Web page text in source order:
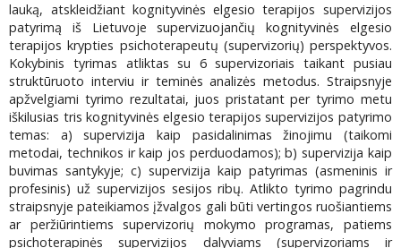
lauką, atskleidžiant kognityvinės elgesio terapijos supervizijos
patyrimą iš Lietuvoje supervizuojančių kognityvinės elgesio
terapijos krypties psichoterapeutų (supervizorių) perspektyvos.
Kokybinis tyrimas atliktas su 6 supervizoriais taikant pusiau
struktūruoto interviu ir teminės analizės metodus. Straipsnyje
apžvelgiami tyrimo rezultatai, juos pristatant per tyrimo metu
iškilusias tris kognityvinės elgesio terapijos supervizijos patyrimo
temas: a) supervizija kaip pasidalinimas žinojimu (taikomi
metodai, technikos ir kaip jos perduodamos); b) supervizija kaip
buvimas santykyje; c) supervizija kaip patyrimas (asmeninis ir
profesinis) už supervizijos sesijos ribų. Atlikto tyrimo pagrindu
straipsnyje pateikiamos įžvalgos gali būti vertingos ruošiantiems
ar peržiūrintiems supervizorių mokymo programas, patiems
psichoterapinės supervizijos dalyviams (supervizoriams ir